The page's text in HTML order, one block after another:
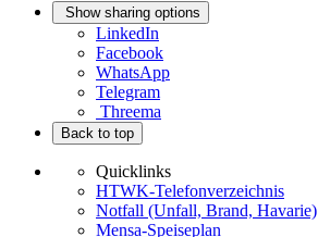
Show sharing options
LinkedIn
Facebook
WhatsApp
Telegram
Threema
Back to top
Quicklinks
HTWK-Telefonverzeichnis
Notfall (Unfall, Brand, Havarie)
Mensa-Speiseplan